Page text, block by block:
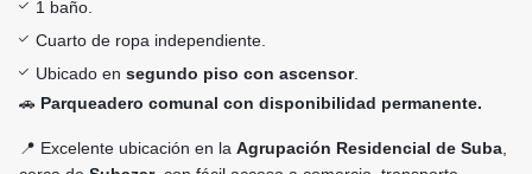
1 baño.
Cuarto de ropa independiente.
Ubicado en segundo piso con ascensor.
🚗 Parqueadero comunal con disponibilidad permanente.
📍 Excelente ubicación en la Agrupación Residencial de Suba